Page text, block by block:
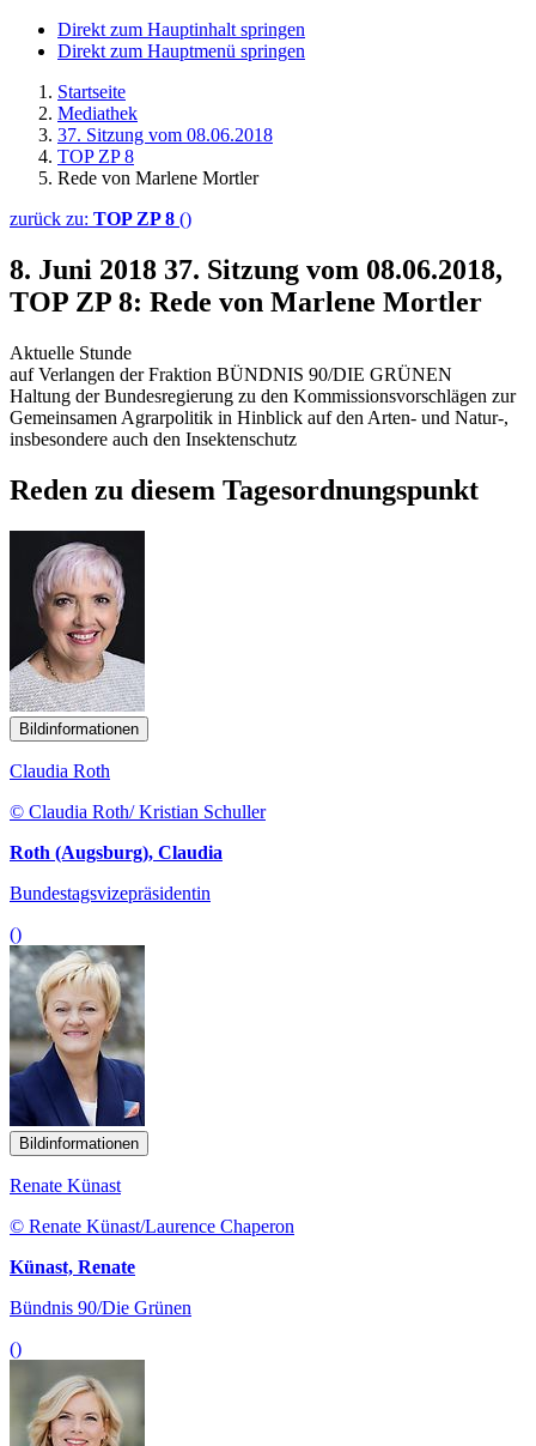
Direkt zum Hauptinhalt springen
Direkt zum Hauptmenü springen
Startseite
Mediathek
37. Sitzung vom 08.06.2018
TOP ZP 8
Rede von Marlene Mortler
zurück zu: TOP ZP 8 ()
8. Juni 2018 37. Sitzung vom 08.06.2018,
TOP ZP 8: Rede von Marlene Mortler
Aktuelle Stunde
auf Verlangen der Fraktion BÜNDNIS 90/DIE GRÜNEN
Haltung der Bundesregierung zu den Kommissionsvorschlägen zur
Gemeinsamen Agrarpolitik in Hinblick auf den Arten- und Natur-,
insbesondere auch den Insektenschutz
Reden zu diesem Tagesordnungspunkt
Bildinformationen
Claudia Roth
© Claudia Roth/ Kristian Schuller
Roth (Augsburg), Claudia
Bundestagsvizepräsidentin
()
Bildinformationen
Renate Künast
© Renate Künast/Laurence Chaperon
Künast, Renate
Bündnis 90/Die Grünen
()